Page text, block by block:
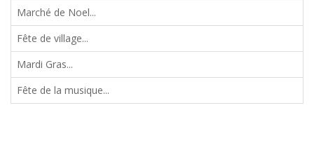
Marché de Noel...
Fête de village...
Mardi Gras...
Fête de la musique...